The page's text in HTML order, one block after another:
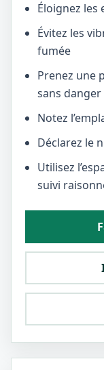
Éloignez les
Évitez les
fumée
Prenez une
sans danger
Notez
Déclarez le
Utilisez
suivi